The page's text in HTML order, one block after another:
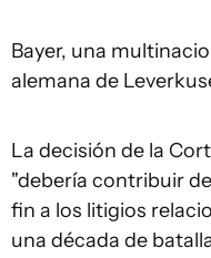
Bayer, una
alemana de
La decisión de la
"debería contribuir
fin a los litigios
una década de